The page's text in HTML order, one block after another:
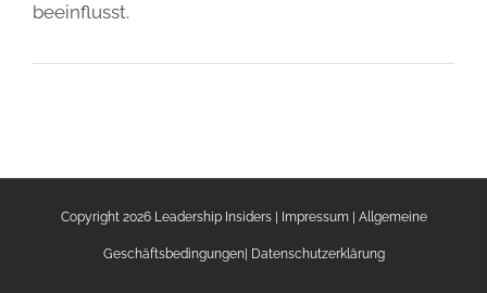
beeinflusst.
Copyright 2026 Leadership Insiders | Impressum| Allgemeine
Geschäftsbedingungen| Datenschutzerklärung